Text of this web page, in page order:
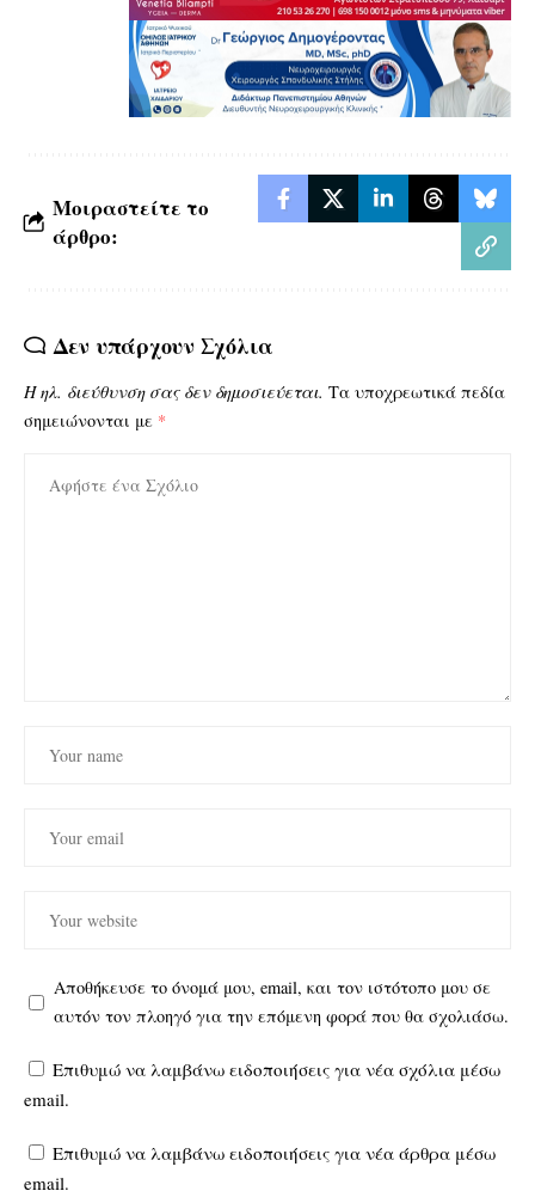
Μοιραστείτε το
άρθρο:
Δεν υπάρχουν Σχόλια
Η ηλ. διεύθυνση σας δεν δημοσιεύεται. Τα υποχρεωτικά πεδία
σημειώνονται με *
Αποθήκευσε το όνομά μου, email, και τον ιστότοπο μου σε
αυτόν τον πλοηγό για την επόμενη φορά που θα σχολιάσω.
Επιθυμώ να λαμβάνω ειδοποιήσεις για νέα σχόλια μέσω
email.
Επιθυμώ να λαμβάνω ειδοποιήσεις για νέα άρθρα μέσω
email.